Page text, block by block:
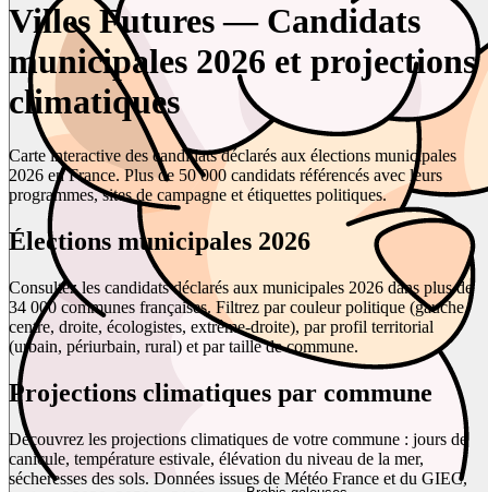
Villes Futures — Candidats
municipales 2026 et projections
climatiques
Carte interactive des candidats déclarés aux élections municipales
2026 en France. Plus de 50 000 candidats référencés avec leurs
programmes, sites de campagne et étiquettes politiques.
Élections municipales 2026
Consultez les candidats déclarés aux municipales 2026 dans plus de
34 000 communes françaises. Filtrez par couleur politique (gauche,
centre, droite, écologistes, extrême-droite), par profil territorial
(urbain, périurbain, rural) et par taille de commune.
Projections climatiques par commune
Découvrez les projections climatiques de votre commune : jours de
canicule, température estivale, élévation du niveau de la mer,
sécheresses des sols. Données issues de Météo France et du GIEC,